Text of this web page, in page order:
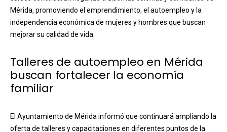
Mérida, promoviendo el emprendimiento, el autoempleo y la
independencia económica de mujeres y hombres que buscan
mejorar su calidad de vida.
Talleres de autoempleo en Mérida
buscan fortalecer la economía
familiar
El Ayuntamiento de Mérida informó que continuará ampliando la
oferta de talleres y capacitaciones en diferentes puntos de la